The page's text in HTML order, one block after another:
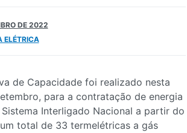
DE 2022
ELÉTRICA
de Capacidade foi realizado nesta
para a contratação de energia
Interligado Nacional a partir do
total de 33 termelétricas a gás